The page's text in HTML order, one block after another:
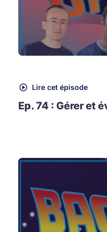
Lire cet épisode
Ep. 74 : Gérer et